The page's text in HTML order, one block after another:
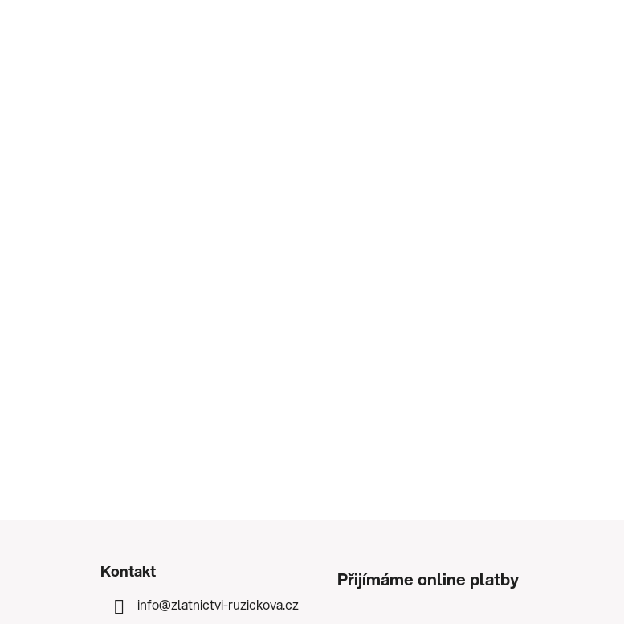
Kontakt
info@zlatnictvi-ruzickova.cz
Přijímáme online platby